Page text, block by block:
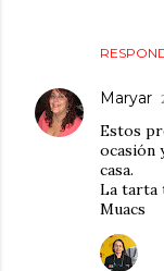
Maryar
Estos
ocasión
casa.
La tarta
Muacs